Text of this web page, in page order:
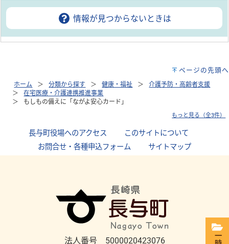
情報が見つからないときは
ページの先頭へ
ホーム 分類から探す 健康・福祉
介護予防・高齢者支援
在宅医療・介護連携推進事業
もしもの備えに「ながよ安心カード」
もっと見る（全3件）
長与町役場へのアクセス このサイトについて
お問合せ・各種申込フォーム
サイトマップ
法人番号 5000020423076